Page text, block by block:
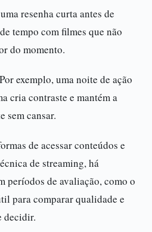
resenha curta antes de
tempo com filmes que não
do momento.
exemplo, uma noite de ação
cria contraste e mantém a
sem cansar.
de acessar conteúdos e
de streaming, há
períodos de avaliação, como o
para comparar qualidade e
decidir.